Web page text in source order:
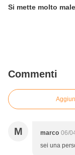
Si mette molto
Commenti
M marco 06/
sei una